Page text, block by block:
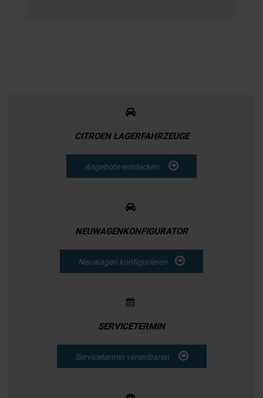
CITROEN LAGERFAHRZEUGE
Angebote entdecken
NEUWAGENKONFIGURATOR
Neuwagen konfigurieren
SERVICETERMIN
Servicetermin vereinbaren